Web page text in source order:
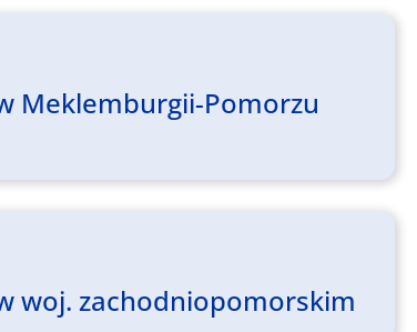
Meklemburgii-Pomorzu
woj. zachodniopomorskim